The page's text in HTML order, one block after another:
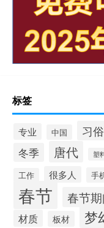
标签
专业 中国 习俗
冬季 唐代 塑
工作 很多人 手
春节 春节
材质 板材 梦